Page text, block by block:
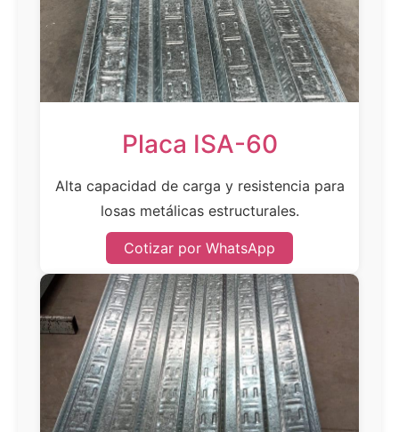
Placa ISA-60
Alta capacidad de carga y resistencia para
losas metálicas estructurales.
Cotizar por WhatsApp